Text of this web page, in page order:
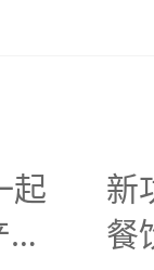
起
新
餐